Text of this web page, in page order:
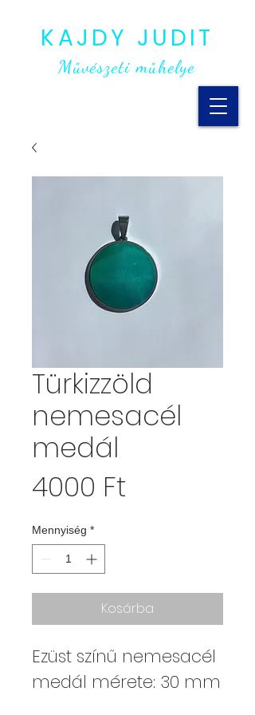
KAJDY JUDIT
Művészeti műhelye
Türkizzöld
nemesacél
medál
4000 Ft
Mennyiség *
Kosárba
Ezüst színű nemesacél
medál mérete: 30 mm